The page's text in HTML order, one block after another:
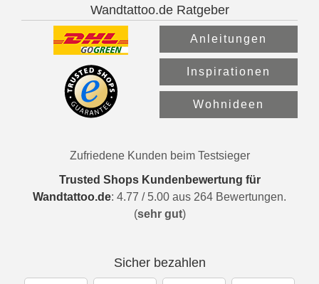
Wandtattoo.de Ratgeber
Anleitungen
Inspirationen
Wohnideen
Zufriedene Kunden beim Testsieger
Trusted Shops Kundenbewertung für
Wandtattoo.de: 4.77 / 5.00 aus 264 Bewertungen.
(sehr gut)
Sicher bezahlen